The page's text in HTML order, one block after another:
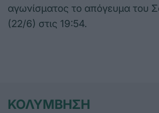
αγωνίσματος το απόγευμα του
(22/6) στις 19:54.
ΚΟΛΥΜΒΗΣΗ